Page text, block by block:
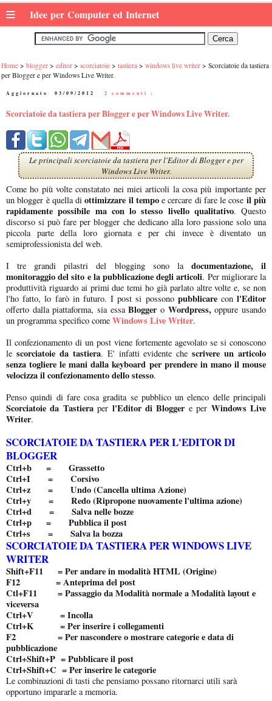
≡ Idee per Computer ed Internet
Home blogger editor scorciatoie tastiera windows live writer
Scorciatoie da tastiera
per Blogger e per Windows Live Writer.
Aggiornato: 03/09/2012 2 commenti :
Scorciatoie da tastiera per Blogger e per Windows Live Writer.
Le principali scorciatoie da tastiera per l'Editor di Blogger e per
Windows Live Writer.
Come ho più volte constatato nei miei articoli la cosa più importante per
un blogger è quella diottimizzare il tempoe cercare di fare le cose il più
rapidamente possibile ma con lo stesso livello qualitativo. Questo
discorso si può fare per blogger che dedicano alla loro passione solo una
piccola parte della loro giornata e per chi invece è diventato un
semiprofessionista del web.
I tre grandi pilastri del blogging sono ladocumentazione, il
monitoraggio del sito e la pubblicazione degli articoli. Per migliorare la
produttività riguardo ai primi due temi ho già parlato altre volte e, se non
l'ho fatto, lo farò in futuro. I post si possono pubblicare conl'Editor
offerto dalla piattaforma, sia essaBloggero Wordpress,oppure usando
un programma specifico come Windows Live Writer.
Il confezionamento di un post viene fortemente agevolato se si conoscono
le scorciatoie da tastiera. E' infatti evidente chescrivere un articolo
senza togliere le mani dalla keyboard per prendere in mano il mouse
velocizza il confezionamento dello stesso.
Penso quindi di fare cosa gradita se pubblico un elenco delle principali
Scorciatoie da Tastieraper l'Editor di Bloggere per Windows Live
Writer.
SCORCIATOIE DA TASTIERA PER L'EDITOR DI
BLOGGER
Ctrl+b = Grassetto
Ctrl+I = Corsivo
Ctrl+z = Undo (Cancella ultima Azione)
Ctrl+y = Redo (Ripropone nuovamente l'ultima azione)
Ctrl+d = Salva nelle bozze
Ctrl+p = Pubblica il post
Ctrl+s = Salva la bozza
SCORCIATOIE DA TASTIERA PER WINDOWS LIVE
WRITER
Shift+F11 = Per andare in modalità HTML (Origine)
F12 = Anteprima del post
Ctl+F11 = Passaggio da Modalità normale a Modalità layout e
viceversa
Ctrl+V = Incolla
Ctrl+K = Per inserire i collegamenti
F2 = Per nascondere o mostrare categorie e data di
pubblicazione
Ctrl+Shift+P = Pubblicare il post
Ctrl+Shift+C = Per inserire le categorie
Le combinazioni di tasti che pensiamo possano ritornarci utili sarà
opportuno impararle a memoria.